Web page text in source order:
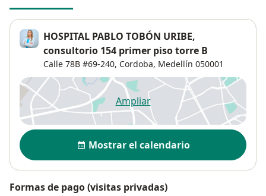
HOSPITAL PABLO TOBÓN URIBE,
consultorio 154 primer piso torre B
Calle 78B #69-240, Cordoba, Medellín 050001
Ampliarse abre en una nueva
Disponibilidad
Mostrar el calendario
Formas de pago (visitas privadas)